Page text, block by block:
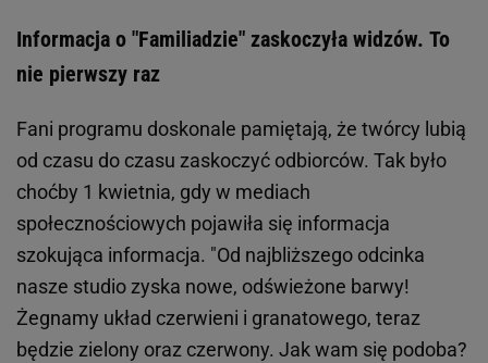
Informacja o "Familiadzie" zaskoczyła widzów. To
nie pierwszy raz
Fani programu doskonale pamiętają, że twórcy lubią
od czasu do czasu zaskoczyć odbiorców. Tak było
choćby 1 kwietnia, gdy w mediach
społecznościowych pojawiła się informacja
szokująca informacja. "Od najbliższego odcinka
nasze studio zyska nowe, odświeżone barwy!
Żegnamy układ czerwieni i granatowego, teraz
będzie zielony oraz czerwony. Jak wam się podoba?